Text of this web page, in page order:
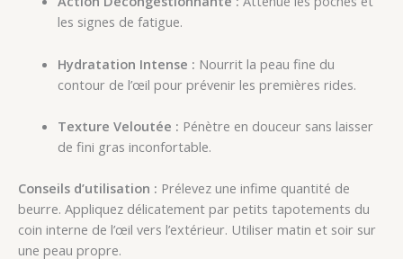
les signes de fatigue.
Hydratation Intense : Nourrit la peau fine du
contour de l’œil pour prévenir les premières rides.
Texture Veloutée : Pénètre en douceur sans laisser
de fini gras inconfortable.
Conseils d’utilisation : Prélevez une infime quantité de
beurre. Appliquez délicatement par petits tapotements du
coin interne de l’œil vers l’extérieur. Utiliser matin et soir sur
une peau propre.